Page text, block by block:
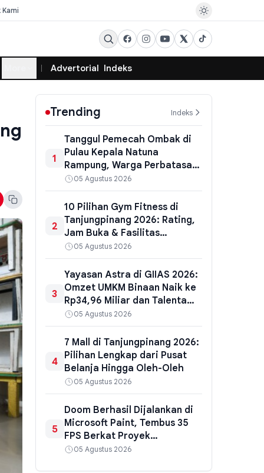
Kami
Advertorial Indeks
Trending Indeks
1
Tanggul Pemecah Ombak di
Pulau Kepala Natuna
Rampung, Warga Perbatasan
Dapat Perlindungan dari
Abrasi
05 Agustus 2026
2
10 Pilihan Gym Fitness di
Tanjungpinang 2026: Rating,
Jam Buka & Fasilitas
Terlengkap
05 Agustus 2026
3
Yayasan Astra di GIIAS 2026:
Omzet UMKM Binaan Naik ke
Rp34,96 Miliar dan Talenta
Vokasi Siap Kerja
05 Agustus 2026
4
7 Mall di Tanjungpinang 2026:
Pilihan Lengkap dari Pusat
Belanja Hingga Oleh-Oleh
05 Agustus 2026
5
Doom Berhasil Dijalankan di
Microsoft Paint, Tembus 35
FPS Berkat Proyek
DoomPaint
05 Agustus 2026